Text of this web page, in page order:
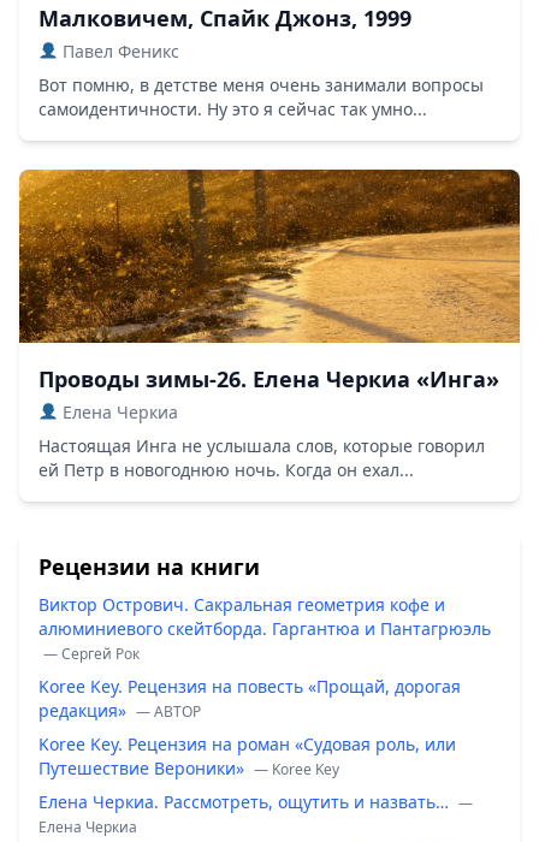
Малковичем, Спайк Джонз, 1999
Павел Феникс
Вот помню, в детстве меня очень занимали вопросы
самоидентичности. Ну это я сейчас так умно...
Проводы зимы-26. Елена Черкиа «Инга»
Елена Черкиа
Настоящая Инга не услышала слов, которые говорил
ей Петр в новогоднюю ночь. Когда он ехал...
Рецензии на книги
Виктор Острович. Сакральная геометрия кофе и
алюминиевого скейтборда. Гаргантюа и Пантагрюэль
— Сергей Рок
Koree Key. Рецензия на повесть «Прощай, дорогая
редакция» — ABTOP
Koree Key. Рецензия на роман «Судовая роль, или
Путешествие Вероники» — Koree Key
Елена Черкиа. Рассмотреть, ощутить и назвать… —
Елена Черкиа